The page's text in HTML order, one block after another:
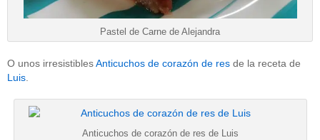
Pastel de Carne de Alejandra
O unos irresistiblesAnticuchos de corazón de res de la receta de
Luis.
Anticuchos de corazón de res de Luis